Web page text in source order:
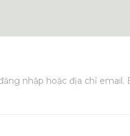
nhập hoặc địa chỉ